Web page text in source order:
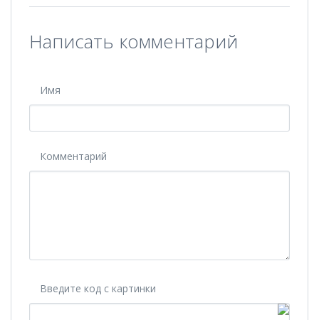
Написать комментарий
Имя
Комментарий
Введите код с картинки